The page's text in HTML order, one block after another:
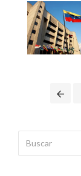
navigation